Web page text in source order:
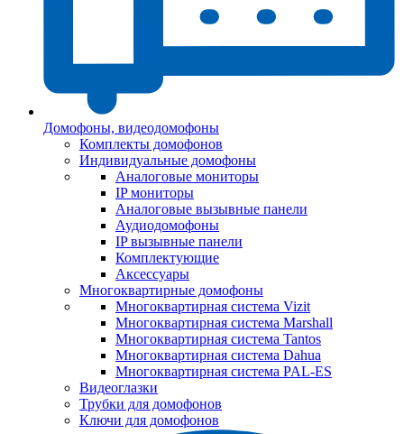
Домофоны, видеодомофоны
Комплекты домофонов
Индивидуальные домофоны
Аналоговые мониторы
IP мониторы
Аналоговые вызывные панели
Аудиодомофоны
IP вызывные панели
Комплектующие
Аксессуары
Многоквартирные домофоны
Многоквартирная система Vizit
Многоквартирная система Marshall
Многоквартирная система Tantos
Многоквартирная система Dahua
Многоквартирная система PAL-ES
Видеоглазки
Трубки для домофонов
Ключи для домофонов